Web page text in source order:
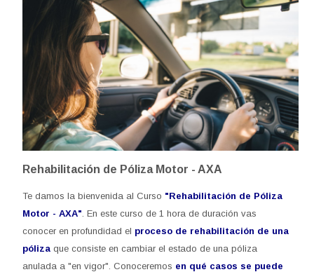
Rehabilitación de Póliza Motor - AXA
Te damos la bienvenida al Curso "Rehabilitación de Póliza
Motor - AXA" . En este curso de 1 hora de duraciónvas
conocer en profundidad el proceso de rehabilitación de una
póliza que consiste en cambiar el estado de una póliza
anulada a "en vigor". Conoceremos en qué casos se puede